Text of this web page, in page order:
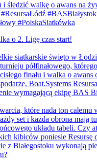
o 2. Ligę czas start!
siatkarskie święto w
półfinałowego,
finału i walka o
Boat.Systems
wymagającą ekipę BAS
które nada ton całemu
set i każda obrona mają
układu tabeli. Czy
kibiców poniesie Resursę
z Białegostoku wykonają